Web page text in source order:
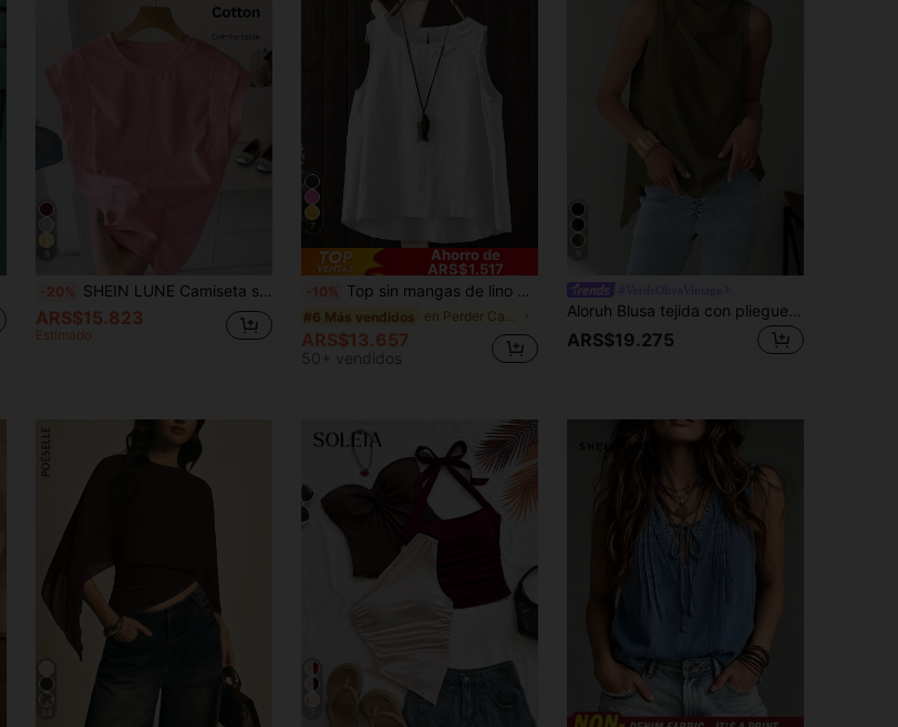
-20% SHEIN LUNE Camiseta sin mangas de mujer de cuello redondo blanca de doble capa con hombros anchos, adecuada para uso casual diario, camiseta básica de primavera/verano para mujer, tops de algodón, tops rosas, top de algodón rosa, top rosa bebé, camiseta básica de mujer de algodón
ARS$15.823
Estimado
7
Ahorro de
ARS$1.517
-10% Top sin mangas de lino estilo bohemio para mujer, top blanco holgado casual, top de verano hecho a mano, adecuado para la playa, la vida diaria y el uso en vacaciones
#6 Más vendidos en Perder Camisetas sin mangas y camisetas sin man
ARS$13.657
50+ vendidos
Aloruh Blusa tejida con pliegues en línea H sin mangas de estilo minimalista y de oficina, para primavera/verano
ARS$19.275